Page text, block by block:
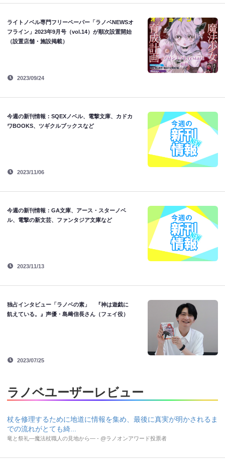
ライトノベル専門フリーペーパー「ラノベNEWSオ
フライン」2023年9月号（vol.14）が順次設置開始
（設置店舗・施設掲載）
2023/09/24
今週の新刊情報：SQEXノベル、電撃文庫、カドカ
ワBOOKS、ツギクルブックスなど
2023/11/06
今週の新刊情報：GA文庫、アース・スターノベ
ル、電撃の新文芸、ファンタジア文庫など
2023/11/13
独占インタビュー「ラノベの素」 『神は遊戯に
飢えている。』声優・島﨑信長さん（フェイ役）
2023/07/25
ラノベユーザーレビュー
杖を修理するために地道に情報を集め、最後に真実が明かされるま
での流れがとても綺...
竜と祭礼―魔法杖職人の見地から― - @ラノオンアワード投票者